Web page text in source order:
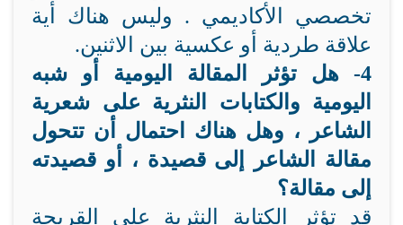
تخصصي الأكاديمي . وليس هناك أية
علاقة طردية أو عكسية بين الاثنين.
4- هل تؤثر المقالة اليومية أو شبه
اليومية والكتابات النثرية على شعرية
الشاعر ، وهل هناك احتمال أن تتحول
مقالة الشاعر إلى قصيدة ، أو قصيدته
إلى مقالة؟
قد تؤثر الكتابة النثرية على القريحة